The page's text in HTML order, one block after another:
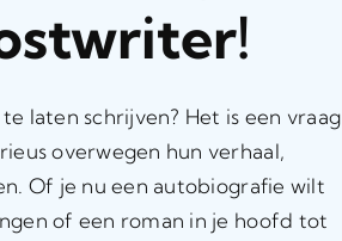
laten schrijven? Het is een vraag
overwegen hun verhaal,
Of je nu een autobiografie wilt
of een roman in je hoofd tot